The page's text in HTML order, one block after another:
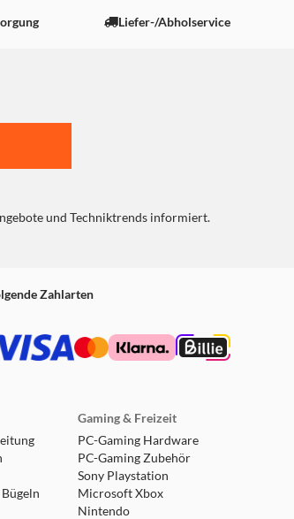
Liefer-/Abholservice
und Techniktrends informiert.
Zahlarten
Gaming & Freizeit
PC-Gaming Hardware
PC-Gaming Zubehör
Sony Playstation
Microsoft Xbox
Nintendo